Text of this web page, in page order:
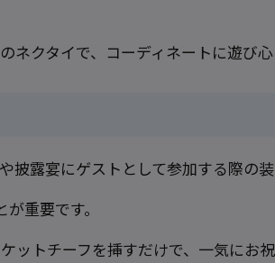
クタイで、コーディネートに遊び心
露宴にゲストとして参加する際の装
重要です。
トチーフを挿すだけで、一気にお